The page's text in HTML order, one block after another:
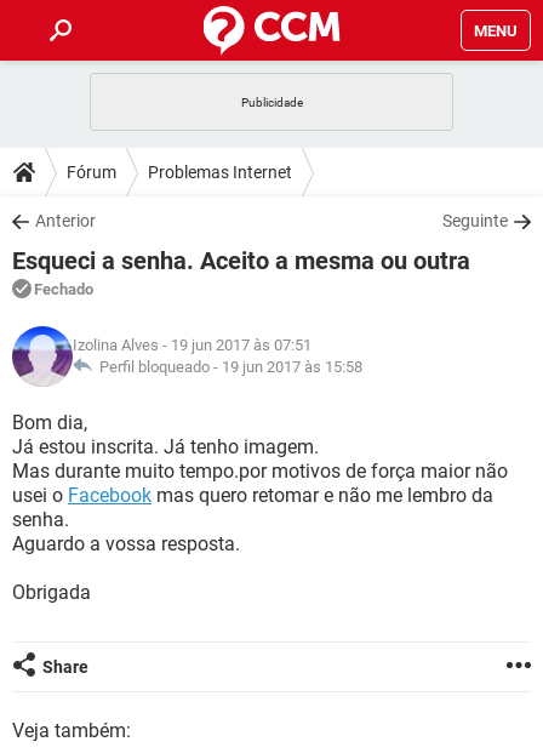
MENU
CELULAR FACEBOOK
OUTLOOK
INSTAGRAM GMAIL
GUIA DE COMPRAS
DICAS
JOGOS WHATSAPP
OUTLOOK
INSTAGRAM
GUIA DE COMPRAS
DOWNLOADS
JOGOS WHATSAPP
CELULAR
OUTLOOK EXCEL
INSTAGRAM
GUIA DE COMPRAS
FÓRUM
JOGOS
CELULAR FACEBOOK
INSTAGRAM GMAIL
GUIA DE COMPRAS
GLOSSÁRIO
JOGOS
CELULAR
OUTLOOK EXCEL
INSTAGRAM
GUIA DE COMPRAS
Fórum Problemas Internet
Anterior Seguinte
Esqueci a senha. Aceito a mesma ou outra
Fechado
Izolina Alves - 19 jun 2017 às 07:51
Perfil bloqueado - 19 jun 2017 às 15:58
Bom dia,
Já estou inscrita. Já tenho imagem.
Mas durante muito tempo.por motivos de força maior não
usei o Facebook mas quero retomar e não me lembro da
senha.
Aguardo a vossa resposta.
Obrigada
Share
Veja também: